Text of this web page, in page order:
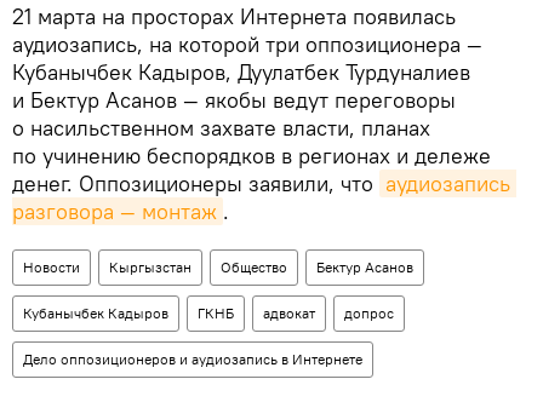
21 марта на просторах Интернета появилась
аудиозапись, на которой три оппозиционера —
Кубанычбек Кадыров, Дуулатбек Турдуналиев
и Бектур Асанов — якобы ведут переговоры
о насильственном захвате власти, планах
по учинению беспорядков в регионах и дележе
денег. Оппозиционеры заявили, что аудиозапись
разговора — монтаж .
Новости Кыргызстан Общество Бектур Асанов
Кубанычбек Кадыров ГКНБ адвокат допрос
Дело оппозиционеров и аудиозапись в Интернете